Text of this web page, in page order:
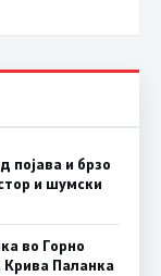
појава и брзо
и шумски
во Горно
Крива Паланка